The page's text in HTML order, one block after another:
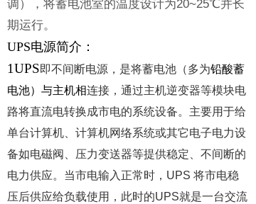
调），将蓄电池室的温度设计为20~25℃并长
期运行。
UPS电源简介：
1UPS即不间断电源 ，是将蓄电池 （多为铅酸蓄
电池）与主机相连接，通过主机逆变器等模块电
路将直流电转换成市电的系统设备。主要用于给
单台计算机 、计算机网络系统或其它电子电力设
备如电磁阀、压力变送器等提供稳定、不间断的
电力供应。当市电输入正常时， UPS 将市电稳
压后供应给负载使用，此时的UPS就是一台交流